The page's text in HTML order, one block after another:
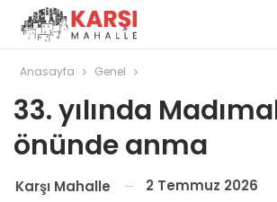
Anasayfa Genel
33. yılında
önünde anma
Karşı Mahalle 2 Temmuz 2026